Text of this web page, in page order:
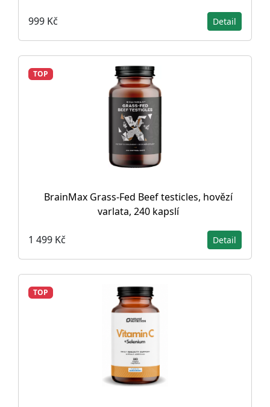
999 Kč Detail
TOP
BrainMax Grass-Fed Beef testicles, hovězí
varlata, 240 kapslí
1 499 Kč Detail
TOP